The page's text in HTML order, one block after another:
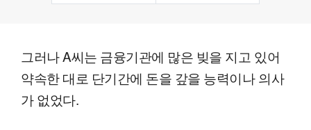
그러나 A씨는 금융기관에 많은 빚을 지고 있어
약속한 대로 단기간에 돈을 갚을 능력이나 의사
가 없었다.